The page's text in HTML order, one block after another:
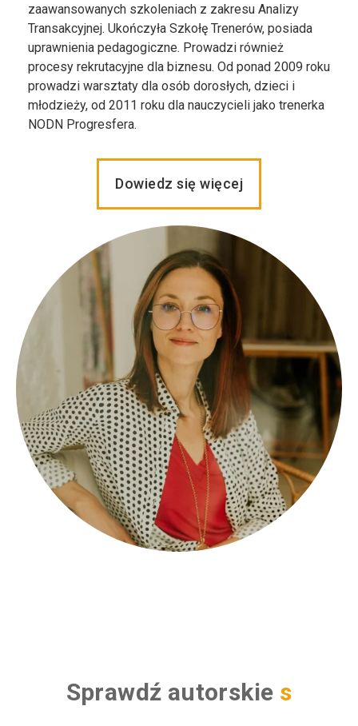
zaawansowanych szkoleniach z zakresu Analizy
Transakcyjnej. Ukończyła Szkołę Trenerów, posiada
uprawnienia pedagogiczne. Prowadzi również
procesy rekrutacyjne dla biznesu. Od ponad 2009 roku
prowadzi warsztaty dla osób dorosłych, dzieci i
młodzieży, od 2011 roku dla nauczycieli jako trenerka
NODN Progresfera.
Dowiedz się więcej
Sprawdź autorskie